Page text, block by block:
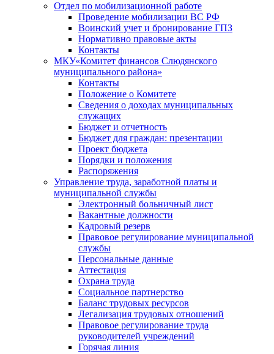
Отдел по мобилизационной работе
Проведение мобилизации ВС РФ
Воинский учет и бронирование ГПЗ
Нормативно правовые акты
Контакты
МКУ«Комитет финансов Слюдянского
муниципального района»
Контакты
Положение о Комитете
Сведения о доходах муниципальных
служащих
Бюджет и отчетность
Бюджет для граждан: презентации
Проект бюджета
Порядки и положения
Распоряжения
Управление труда, заработной платы и
муниципальной службы
Электронный больничный лист
Вакантные должности
Кадровый резерв
Правовое регулирование муниципальной
службы
Персональные данные
Аттестация
Охрана труда
Социальное партнерство
Баланс трудовых ресурсов
Легализация трудовых отношений
Правовое регулирование труда
руководителей учреждений
Горячая линия